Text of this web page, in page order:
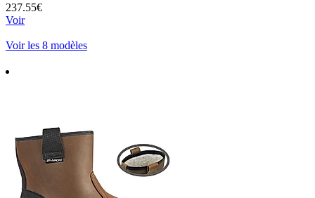
237.55€
Voir
Voir les 8 modèles